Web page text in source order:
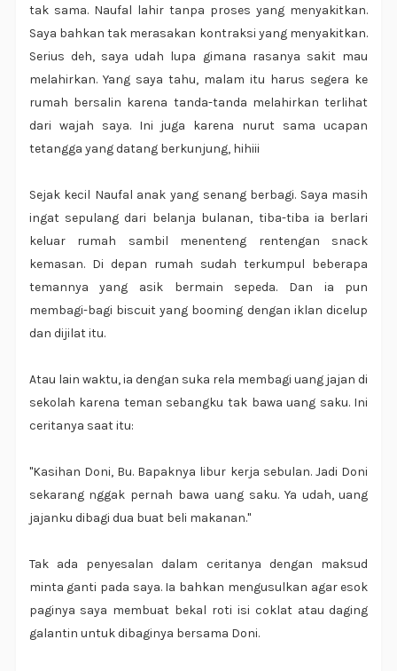
tak sama. Naufal lahir tanpa proses yang menyakitkan.
Saya bahkan tak merasakan kontraksi yang menyakitkan.
Serius deh, saya udah lupa gimana rasanya sakit mau
melahirkan. Yang saya tahu, malam itu harus segera ke
rumah bersalin karena tanda-tanda melahirkan terlihat
dari wajah saya. Ini juga karena nurut sama ucapan
tetangga yang datang berkunjung, hihiii
Sejak kecil Naufal anak yang senang berbagi. Saya masih
ingat sepulang dari belanja bulanan, tiba-tiba ia berlari
keluar rumah sambil menenteng rentengan snack
kemasan. Di depan rumah sudah terkumpul beberapa
temannya yang asik bermain sepeda. Dan ia pun
membagi-bagi biscuit yang booming dengan iklan dicelup
dan dijilat itu.
Atau lain waktu, ia dengan suka rela membagi uang jajan di
sekolah karena teman sebangku tak bawa uang saku. Ini
ceritanya saat itu:
"Kasihan Doni, Bu. Bapaknya libur kerja sebulan. Jadi Doni
sekarang nggak pernah bawa uang saku. Ya udah, uang
jajanku dibagi dua buat beli makanan."
Tak ada penyesalan dalam ceritanya dengan maksud
minta ganti pada saya. Ia bahkan mengusulkan agar esok
paginya saya membuat bekal roti isi coklat atau daging
galantin untuk dibaginya bersama Doni.